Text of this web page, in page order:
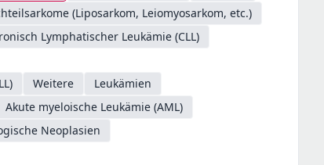
(Liposarkom, Leiomyosarkom, etc.)
Lymphatischer Leukämie (CLL)
Weitere
Leukämien
Akute myeloische Leukämie (AML)
Neoplasien